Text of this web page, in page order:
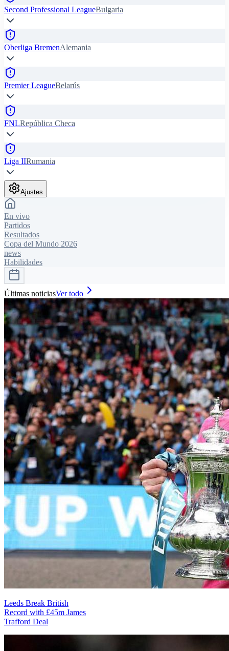
Second Professional LeagueBulgaria
Oberliga BremenAlemania
Premier LeagueBelarús
FNLRepública Checa
Liga IIRumania
Ajustes
En vivo
Partidos
Resultados
Copa del Mundo 2026
news
Habilidades
Últimas noticiasVer todo
Leeds Break British
Record with £45m James
Trafford Deal